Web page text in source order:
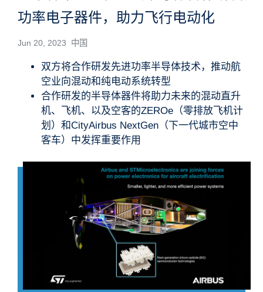
功率电子器件，助力飞行电动化
Jun 20, 2023 中国
双方将合作研发先进功率半导体技术，推动航
空业向混动和纯电动系统转型
合作研发的半导体器件将助力未来的混动直升
机、飞机、以及空客的ZEROe（零排放飞机计
划）和CityAirbus NextGen（下一代城市空中
客车）中发挥重要作用